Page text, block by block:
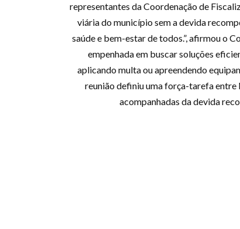
representantes da Coordenação de
viária do município sem a devida
saúde e bem-estar de todos.”, afirmou o
empenhada em buscar soluções
aplicando multa ou apreendendo
reunião definiu uma força-tarefa entre
acompanhadas da devida